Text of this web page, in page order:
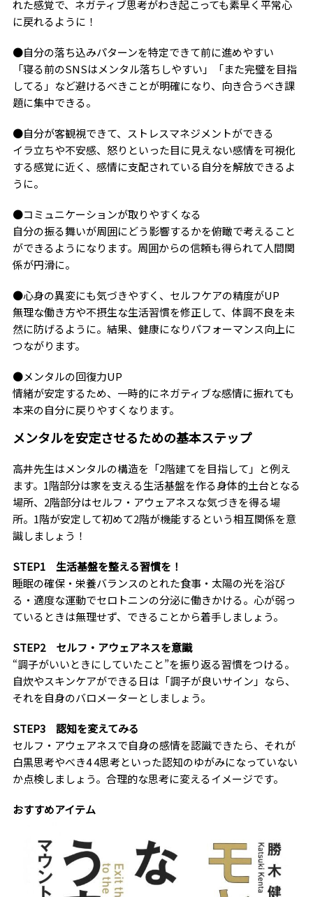
れた感覚で、ネガティブ思考がわき起こっても素早く平常心
に戻れるように！
●自分の落ち込みパターンを特定できて前に進めやすい
「寝る前のSNSはメンタル落ちしやすい」「また完璧を目指
してる」など避けるべきことが明確になり、向き合うべき課
題に集中できる。
●自分が客観視できて、ストレスマネジメントができる
イラ立ちや不安感、怒りといった目に見えない感情を可視化
する感覚に近く、感情に支配されている自分を解放できるよ
うに。
●コミュニケーションが取りやすくなる
自分の振る舞いが周囲にどう影響するかを俯瞰で考えること
ができるようになります。周囲からの信頼も得られて人間関
係が円滑に。
●心身の異変にも気づきやすく、セルフケアの精度がUP
無理な働き方や不摂生な生活習慣を修正して、体調不良を未
然に防げるように。結果、健康になりパフォーマンス向上に
つながります。
●メンタルの回復力UP
情緒が安定するため、一時的にネガティブな感情に振れても
本来の自分に戻りやすくなります。
メンタルを安定させるための基本ステップ
高井先生はメンタルの構造を「2階建てを目指して」と例え
ます。1階部分は家を支える生活基盤を作る身体的土台となる
場所、2階部分はセルフ・アウェアネスな気づきを得る場
所。1階が安定して初めて2階が機能するという相互関係を意
識しましょう！
STEP1 生活基盤を整える習慣を！
睡眠の確保・栄養バランスのとれた食事・太陽の光を浴び
る・適度な運動でセロトニンの分泌に働きかける。心が弱っ
ているときは無理せず、できることから着手しましょう。
STEP2 セルフ・アウェアネスを意識
“調子がいいときにしていたこと”を振り返る習慣をつける。
自炊やスキンケアができる日は「調子が良いサイン」なら、
それを自身のバロメーターとしましょう。
STEP3 認知を変えてみる
セルフ・アウェアネスで自身の感情を認識できたら、それが
白黒思考やべき4 4思考といった認知のゆがみになっていない
か点検しましょう。合理的な思考に変えるイメージです。
おすすめアイテム